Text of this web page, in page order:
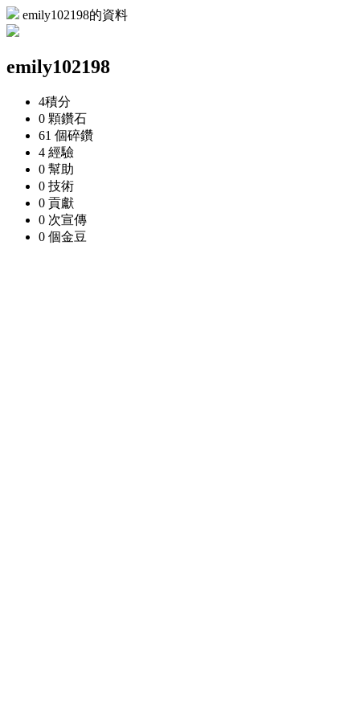
emily102198的資料
emily102198
4積分
0 顆鑽石
61 個碎鑽
4 經驗
0 幫助
0 技術
0 貢獻
0 次宣傳
0 個金豆